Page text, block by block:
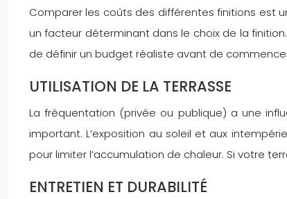
Comparer les coûts des différentes finitions est
un facteur déterminant dans le choix de la
de définir un budget réaliste avant de
UTILISATION DE LA TERRASSE
La fréquentation (privée ou publique) a une
important. L’exposition au soleil et aux
pour limiter l’accumulation de chaleur. Si votre
ENTRETIEN ET DURABILITÉ